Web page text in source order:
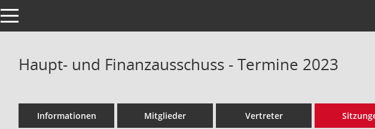
Toggle navigation
Haupt- und Finanzausschuss - Termine 2023
Informationen Mitglieder Vertreter